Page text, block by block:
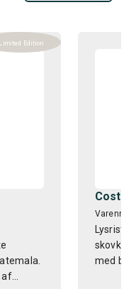
Limited Edition
med